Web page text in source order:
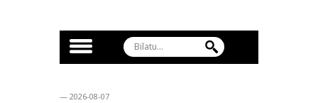
— 2026-08-07